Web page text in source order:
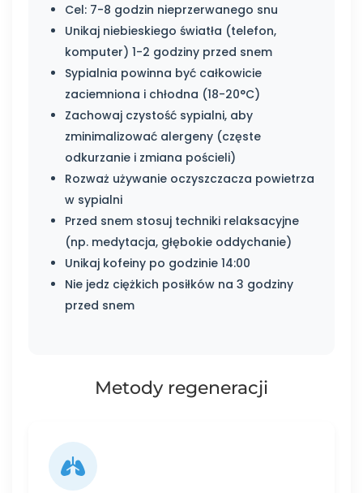
Cel: 7-8 godzin nieprzerwanego snu
Unikaj niebieskiego światła (telefon,
komputer) 1-2 godziny przed snem
Sypialnia powinna być całkowicie
zaciemniona i chłodna (18-20°C)
Zachowaj czystość sypialni, aby
zminimalizować alergeny (częste
odkurzanie i zmiana pościeli)
Rozważ używanie oczyszczacza powietrza
w sypialni
Przed snem stosuj techniki relaksacyjne
(np. medytacja, głębokie oddychanie)
Unikaj kofeiny po godzinie 14:00
Nie jedz ciężkich posiłków na 3 godziny
przed snem
Metody regeneracji